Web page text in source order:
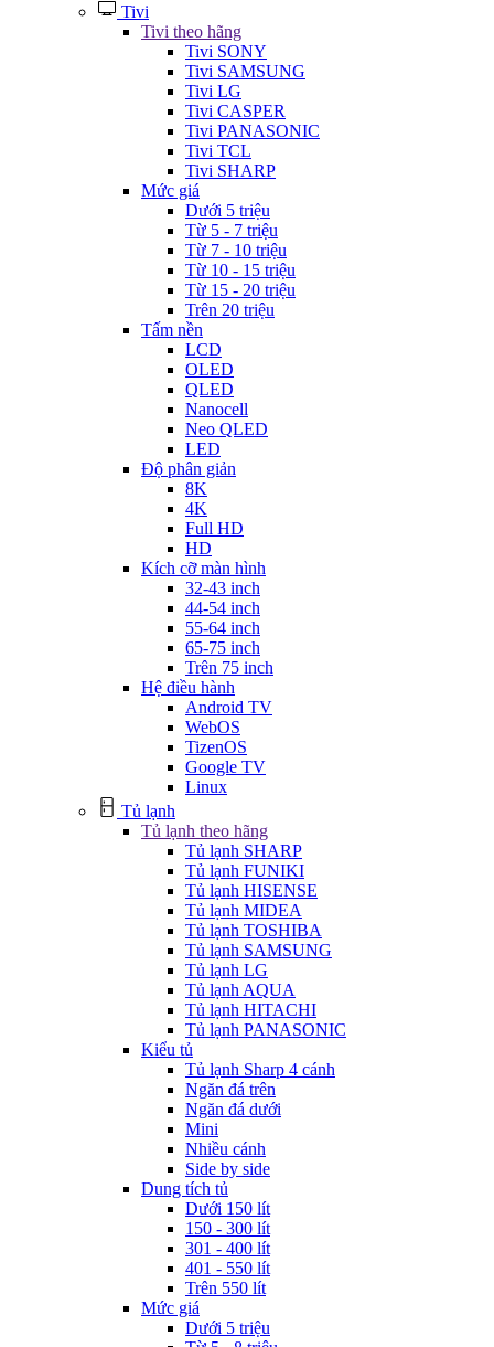
Tivi
Tivi theo hãng
Tivi SONY
Tivi SAMSUNG
Tivi LG
Tivi CASPER
Tivi PANASONIC
Tivi TCL
Tivi SHARP
Mức giá
Dưới 5 triệu
Từ 5 - 7 triệu
Từ 7 - 10 triệu
Từ 10 - 15 triệu
Từ 15 - 20 triệu
Trên 20 triệu
Tấm nền
LCD
OLED
QLED
Nanocell
Neo QLED
LED
Độ phân giản
8K
4K
Full HD
HD
Kích cỡ màn hình
32-43 inch
44-54 inch
55-64 inch
65-75 inch
Trên 75 inch
Hệ điều hành
Android TV
WebOS
TizenOS
Google TV
Linux
Tủ lạnh
Tủ lạnh theo hãng
Tủ lạnh SHARP
Tủ lạnh FUNIKI
Tủ lạnh HISENSE
Tủ lạnh MIDEA
Tủ lạnh TOSHIBA
Tủ lạnh SAMSUNG
Tủ lạnh LG
Tủ lạnh AQUA
Tủ lạnh HITACHI
Tủ lạnh PANASONIC
Kiểu tủ
Tủ lạnh Sharp 4 cánh
Ngăn đá trên
Ngăn đá dưới
Mini
Nhiều cánh
Side by side
Dung tích tủ
Dưới 150 lít
150 - 300 lít
301 - 400 lít
401 - 550 lít
Trên 550 lít
Mức giá
Dưới 5 triệu